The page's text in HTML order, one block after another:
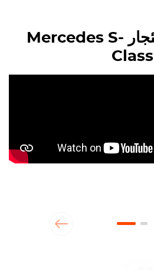
فيديو عن استئجار Mercedes S-
Class